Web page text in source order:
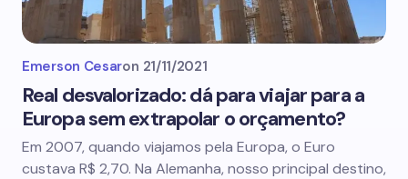
Emerson Cesaron 21/11/2021
Real desvalorizado: dá para viajar para a
Europa sem extrapolar o orçamento?
Em 2007, quando viajamos pela Europa, o Euro
custava R$ 2,70. Na Alemanha, nosso principal destino,